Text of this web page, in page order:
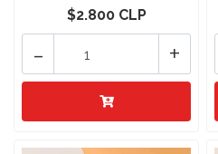
$2.800 CLP
+
-